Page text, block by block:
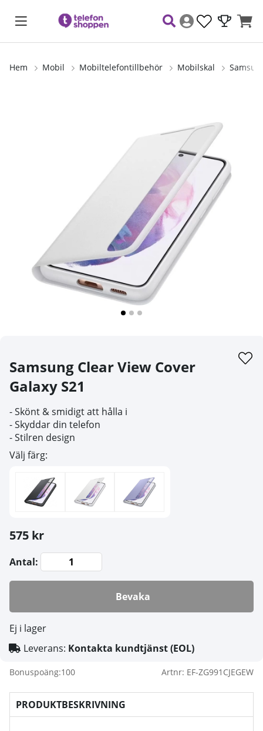
Hem Mobil Mobiltelefontillbehör Mobilskal
Samsung Clear View Cover
Galaxy S21
- Skönt & smidigt att hålla i
- Skyddar din telefon
- Stilren design
Välj färg:
575 kr
Antal:
Bevaka
Ej i lager
Leverans: Kontakta kundtjänst (EOL)
Bonuspoäng:100 Artnr: EF-ZG991CJEGEW
PRODUKTBESKRIVNING